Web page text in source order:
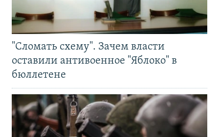
"Сломать схему". Зачем власти
оставили антивоенное "Яблоко" в
бюллетене